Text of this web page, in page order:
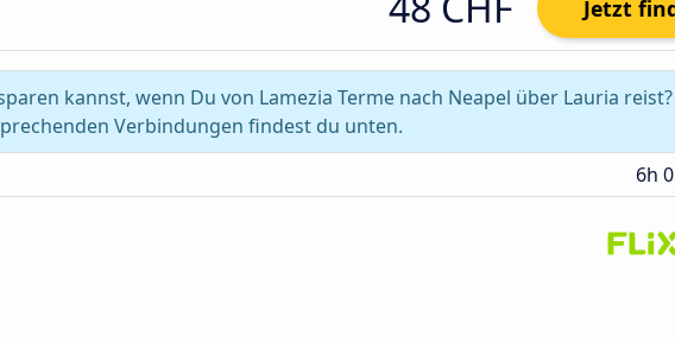
Jetzt
kannst, wenn Du von Lamezia Terme nach Neapel über Lauria
Verbindungen findest du unten.
6h